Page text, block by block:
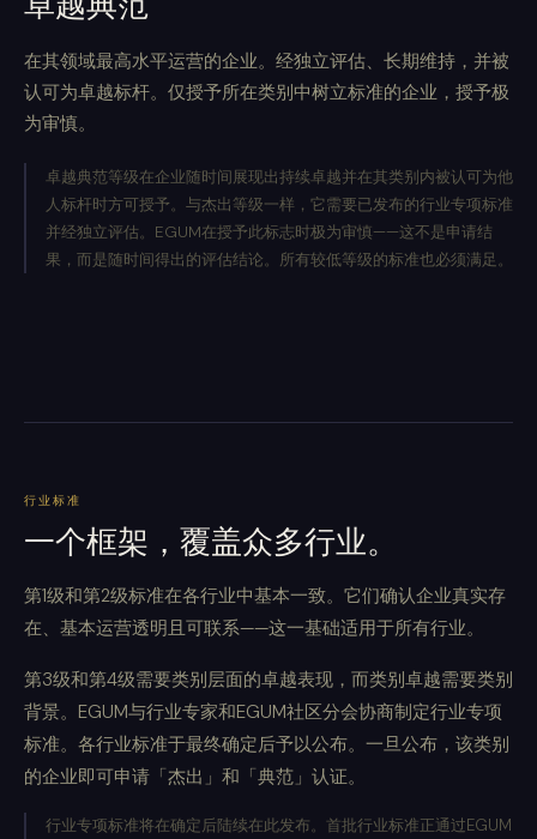
在其领域最高水平运营的企业。经独立评估、长期维持，并被
认可为卓越标杆。仅授予所在类别中树立标准的企业，授予极
为审慎。
卓越典范等级在企业随时间展现出持续卓越并在其类别内被认可为他
人标杆时方可授予。与杰出等级一样，它需要已发布的行业专项标准
并经独立评估。EGUM在授予此标志时极为审慎——这不是申请结
果，而是随时间得出的评估结论。所有较低等级的标准也必须满足。
行业标准
一个框架，覆盖众多行业。
第1级和第2级标准在各行业中基本一致。它们确认企业真实存
在、基本运营透明且可联系——这一基础适用于所有行业。
第3级和第4级需要类别层面的卓越表现，而类别卓越需要类别
背景。EGUM与行业专家和EGUM社区分会协商制定行业专项
标准。各行业标准于最终确定后予以公布。一旦公布，该类别
的企业即可申请「杰出」和「典范」认证。
行业专项标准将在确定后陆续在此发布。首批行业标准正通过EGUM